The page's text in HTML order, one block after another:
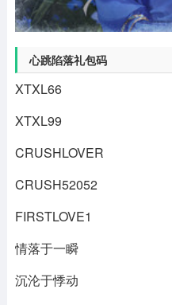
心跳陷落礼包码
XTXL66
XTXL99
CRUSHLOVER
CRUSH52052
FIRSTLOVE1
情落于一瞬
沉沦于悸动